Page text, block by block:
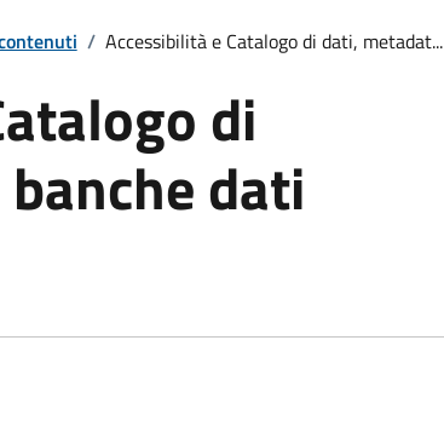
/ Accessibilità e Catalogo di dati, metadat...
di
dati